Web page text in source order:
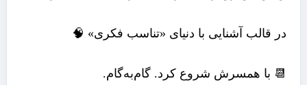
در قالب آشنایی با دنیای «تناسب فکری» 🧠
📆 با همسرش شروع کرد. گام‌به‌گام.